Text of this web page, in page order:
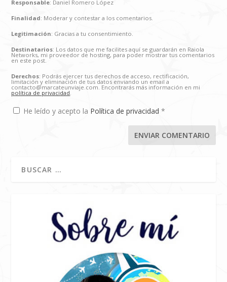
Responsable: Daniel Romero López
Finalidad: Moderar y contestar a los comentarios.
Legitimación: Gracias a tu consentimiento.
Destinatarios: Los datos que me facilites aquí se guardarán en Raiola
Networks, mi proveedor de hosting, para poder mostrar tus comentarios
en este post.
Derechos: Podrás ejercer tus derechos de acceso, rectificación,
limitación y eliminación de tus datos enviando un email a
contacto@marcateunviaje.com. Encontrarás más información en mi
política de privacidad
He leído y acepto la Política de privacidad*